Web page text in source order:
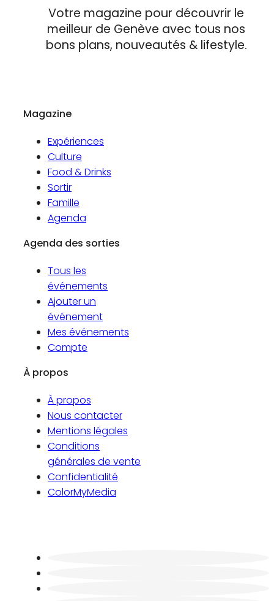
Votre magazine pour découvrir le
meilleur de Genève avec tous nos
bons plans, nouveautés & lifestyle.
Magazine
Expériences
Culture
Food & Drinks
Sortir
Famille
Agenda
Agenda des sorties
Tous les
événements
Ajouter un
événement
Mes événements
Compte
À propos
À propos
Nous contacter
Mentions légales
Conditions
générales de vente
Confidentialité
ColorMyMedia